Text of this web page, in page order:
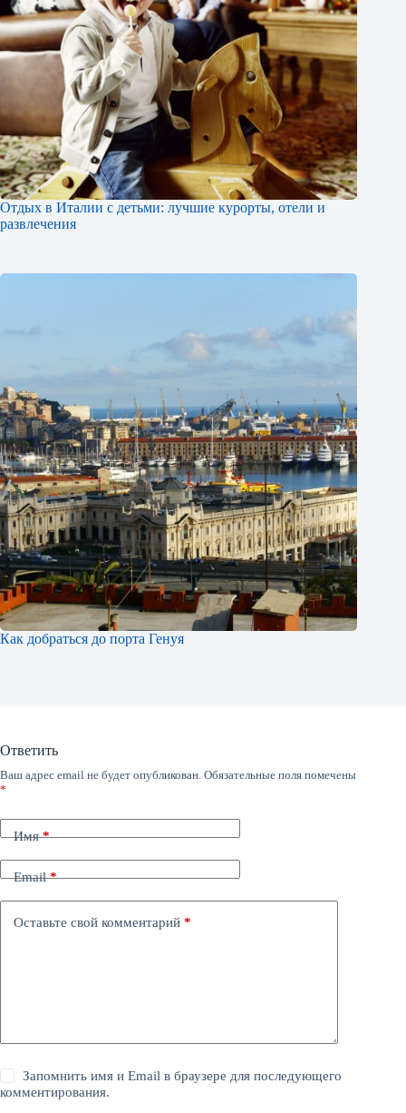
Отдых в Италии с детьми: лучшие курорты, отели и
развлечения
Как добраться до порта Генуя
Ответить
Ваш адрес email не будет опубликован. Обязательные поля помечены
*
Имя*
Email*
Оставьте свой комментарий *
Запомнить имя и Email в браузере для последующего
комментирования.